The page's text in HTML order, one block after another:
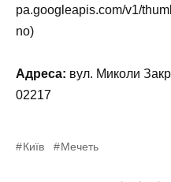
pa.googleapis.com/v1/
no)
Адреса: вул. Миколи
02217
Київ Мечеть